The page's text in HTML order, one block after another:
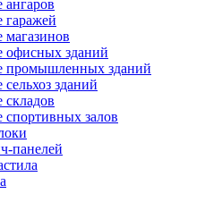
ангаров
гаражей
магазинов
офисных зданий
промышленных зданий
зданий
складов
спортивных залов
панелей